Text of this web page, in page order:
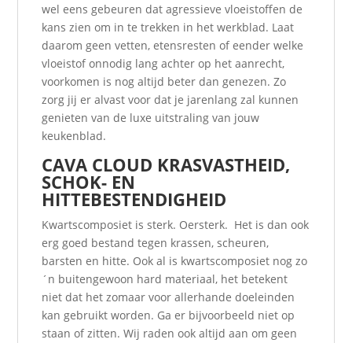
wel eens gebeuren dat agressieve vloeistoffen de
kans zien om in te trekken in het werkblad. Laat
daarom geen vetten, etensresten of eender welke
vloeistof onnodig lang achter op het aanrecht,
voorkomen is nog altijd beter dan genezen. Zo
zorg jij er alvast voor dat je jarenlang zal kunnen
genieten van de luxe uitstraling van jouw
keukenblad.
CAVA CLOUD KRASVASTHEID,
SCHOK- EN
HITTEBESTENDIGHEID
Kwartscomposiet is sterk. Oersterk. Het is dan ook
erg goed bestand tegen krassen, scheuren,
barsten en hitte. Ook al is kwartscomposiet nog zo
´n buitengewoon hard materiaal, het betekent
niet dat het zomaar voor allerhande doeleinden
kan gebruikt worden. Ga er bijvoorbeeld niet op
staan of zitten. Wij raden ook altijd aan om geen